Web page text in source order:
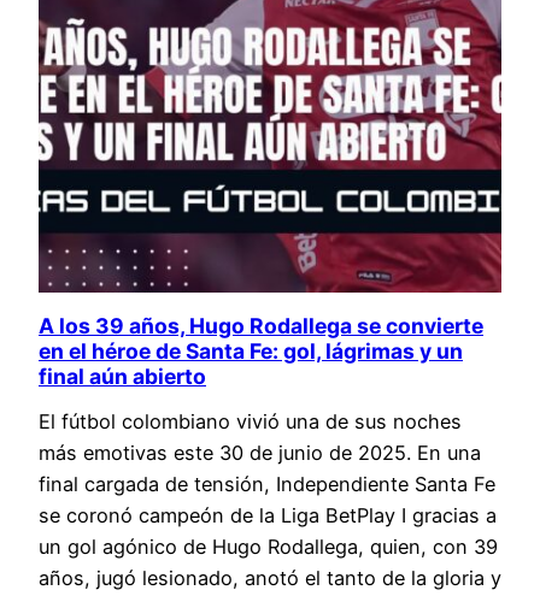
A los 39 años, Hugo Rodallega se convierte
en el héroe de Santa Fe: gol, lágrimas y un
final aún abierto
El fútbol colombiano vivió una de sus noches
más emotivas este 30 de junio de 2025. En una
final cargada de tensión, Independiente Santa Fe
se coronó campeón de la Liga BetPlay I gracias a
un gol agónico de Hugo Rodallega, quien, con 39
años, jugó lesionado, anotó el tanto de la gloria y